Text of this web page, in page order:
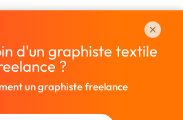
d'un graphiste textile
?
un graphiste freelance